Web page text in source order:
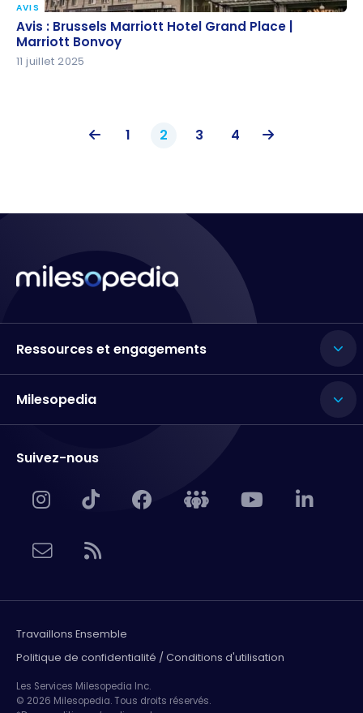
Avis : Brussels Marriott Hotel Grand Place | Marriott
Bonvoy
AVIS
Avis : Brussels Marriott Hotel Grand Place |
Marriott Bonvoy
11 juillet 2025
1 2 3 4
Ressources et engagements
Milesopedia
Suivez-nous
Travaillons Ensemble
Politique de confidentialité / Conditions d'utilisation
Les Services Milesopedia Inc.
© 2026 Milesopedia. Tous droits réservés.